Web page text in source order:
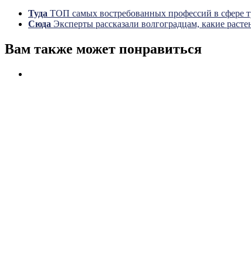
Туда ТОП самых востребованных профессий в сфере
Сюда Эксперты рассказали волгоградцам, какие
Вам также может понравиться